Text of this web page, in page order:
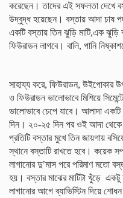
করেছেন। তাদের এই সফলতা দেখে
উদ্বুদ্ধ হয়েছেন। বস্তায় আদা চাষ
একটি বস্তায় তিন ঝুড়ি মাটি,এক
ফিউরাডন লাগবে। বালি, পানি
সাহায্য করে, ফিউরাডন, উইপোকার
ও ফিউরাডন ভালোভাবে মিশিয়ে
ভালোভাবে চেপে যাবে। আলাদা
দিন। ২০-২৫ দিন পর ওই আদা থেকে
প্রতিটি বস্তার মুখে তিন জায়গায়
স্থানে বস্তাটি রাখতে হবে। কয়েক
লাগানোর দু’মাস পরে পরিমাণ মতো
হয়। বস্তার মাঝের মাটিটা খুঁড়ে
লাগানোর আগে ব্যাভিস্টিন দিয়ে